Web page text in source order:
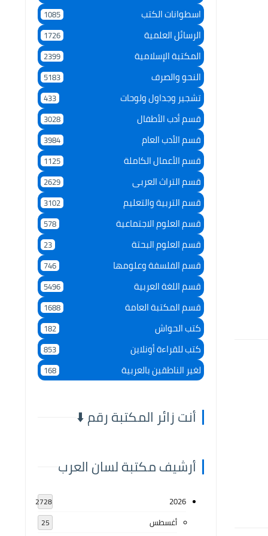
اسطوانات الكتب 1085
الرسائل العلمية 1726
المكتبة الإسلامية 2399
النحو والصرف 5183
تشجير وجداول ولوحات 433
قسم أدب الأطفال 3028
قسم الأدب العام 3984
قسم الأعمال الكاملة 1125
قسم التراث العربى 2629
قسم التربية والتعليم 3102
قسم العلوم الاجتماعية 578
قسم العلوم البحتة 23
قسم الفلسفة وعلومها 746
قسم اللغة العربية 5496
قسم المكتبة العامة 1688
كتب الحواش 182
كتب للقراءة أونلاين 853
لغير الناطقين بالعربية 168
أنت زائر المكتبة رقم ⬇️
أرشيف مكتبة لسان العرب
2026
2728
أغسطس 25